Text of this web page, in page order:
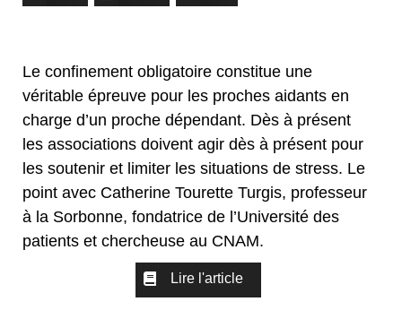
Le confinement obligatoire constitue une
véritable épreuve pour les proches aidants en
charge d’un proche dépendant. Dès à présent
les associations doivent agir dès à présent pour
les soutenir et limiter les situations de stress. Le
point avec Catherine Tourette Turgis, professeur
à la Sorbonne, fondatrice de l’Université des
patients et chercheuse au CNAM.
Lire l'article